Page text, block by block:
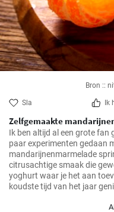
Bron ::
Sla Ik
Zelfgemaakte
Ik ben altijd al een grote fan
paar experimenten gedaan
mandarijnenmarmelade
citrusachtige smaak die
yoghurt waar je het aan
koudste tijd van het jaar